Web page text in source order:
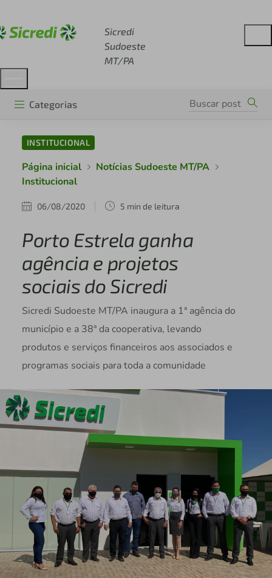
Sicredi
Sudoeste
MT/PA
Categorias
INSTITUCIONAL
Página inicial
Notícias Sudoeste MT/PA
Institucional
06/08/2020 5 min de leitura
Porto Estrela ganha
agência e projetos
sociais do Sicredi
Sicredi Sudoeste MT/PA inaugura a 1ª agência do
município e a 38ª da cooperativa, levando
produtos e serviços financeiros aos associados e
programas sociais para toda a comunidade